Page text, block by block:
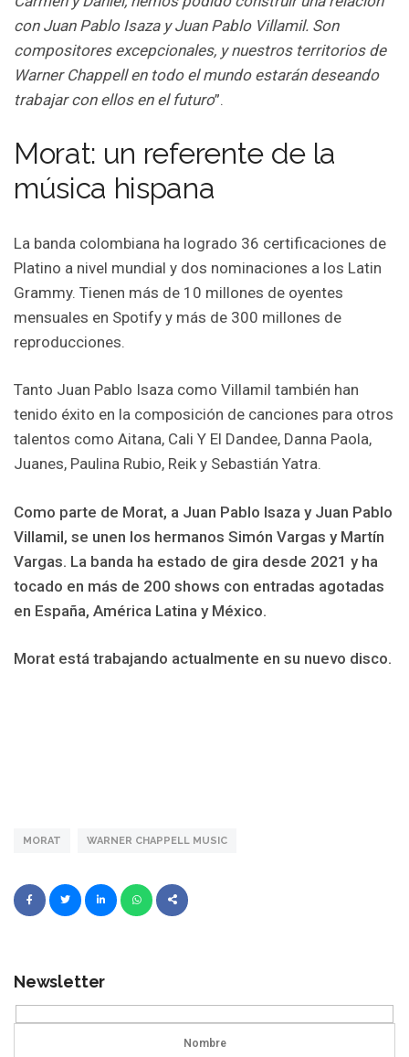
con Juan Pablo Isaza y Juan Pablo Villamil. Son
compositores excepcionales, y nuestros territorios de
Warner Chappell en todo el mundo estarán deseando
trabajar con ellos en el futuro”.
Morat: un referente de la
música hispana
La banda colombiana ha logrado 36 certificaciones de
Platino a nivel mundial y dos nominaciones a los Latin
Grammy. Tienen más de 10 millones de oyentes
mensuales en Spotify y más de 300 millones de
reproducciones.
Tanto Juan Pablo Isaza como Villamil también han
tenido éxito en la composición de canciones para otros
talentos como Aitana, Cali Y El Dandee, Danna Paola,
Juanes, Paulina Rubio, Reik y Sebastián Yatra.
Como parte de Morat, a Juan Pablo Isaza y Juan Pablo
Villamil, se unen los hermanos Simón Vargas y Martín
Vargas. La banda ha estado de gira desde 2021 y ha
tocado en más de 200 shows con entradas agotadas
en España, América Latina y México.
Morat está trabajando actualmente en su nuevo disco.
MORAT WARNER CHAPPELL MUSIC
Newsletter